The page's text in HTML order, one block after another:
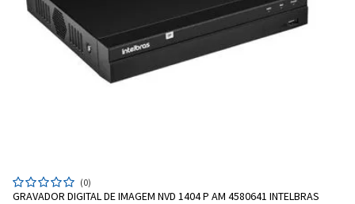
(0)
GRAVADOR DIGITAL DE IMAGEM NVD 1404 P AM 4580641 INTELBRAS